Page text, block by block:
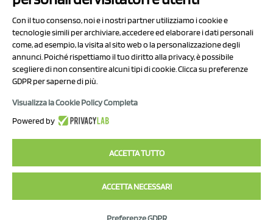
P.I/C.F. 01041460369
REA: MO 208553
Capitale sociale Euro 50.000,00 i.v.
Con il tuo consenso, noi e i nostri partner utilizziamo i cookie e
tecnologie simili per archiviare, accedere ed elaborare i dati personali
come, ad esempio, la visita al sito web o la personalizzazione degli
annunci. Poiché rispettiamo il tuo diritto alla privacy, è possibile
scegliere di non consentire alcuni tipi di cookie. Clicca su preferenze
GDPR per saperne di più.
Visualizza la Cookie Policy Completa
Powered by
ACCETTA TUTTO
ACCETTA NECESSARI